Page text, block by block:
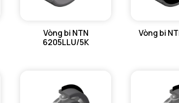
Vòng bi NTN
6205LLU/5K
Vòng bi